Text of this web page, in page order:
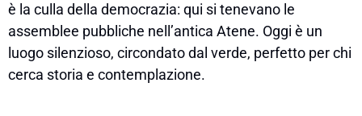
è la culla della democrazia: qui si tenevano le
assemblee pubbliche nell’antica Atene. Oggi è un
luogo silenzioso, circondato dal verde, perfetto per chi
cerca storia e contemplazione.